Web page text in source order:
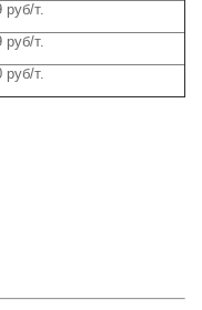
руб/т.
руб/т.
руб/т.